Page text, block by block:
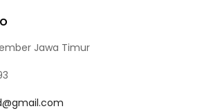
Jawa Timur